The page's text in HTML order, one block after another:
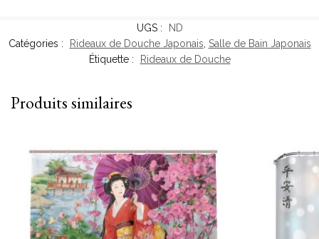
UGS :
ND
Catégories :
Rideaux de Douche Japonais Salle de Bain Japonais
Étiquette :
Rideaux de Douche
Produits similaires